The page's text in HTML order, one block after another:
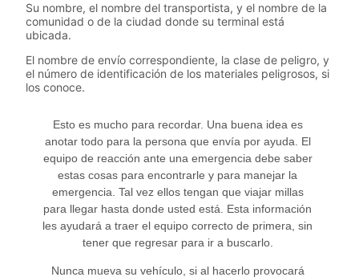
Su nombre, el nombre del transportista, y el nombre de la
comunidad o de la ciudad donde su terminal está
ubicada.
El nombre de envío correspondiente, la clase de peligro, y
el número de identificación de los materiales peligrosos, si
los conoce.
Esto es mucho para recordar. Una buena idea es
anotar todo para la persona que envía por ayuda. El
equipo de reacción ante una emergencia debe saber
estas cosas para encontrarle y para manejar la
emergencia. Tal vez ellos tengan que viajar millas
para llegar hasta donde usted está. Esta información
les ayudará a traer el equipo correcto de primera, sin
tener que regresar para ir a buscarlo.
Nunca mueva su vehículo, si al hacerlo provocará